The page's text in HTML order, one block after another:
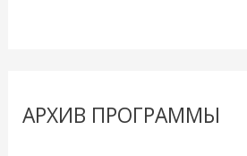
АРХИВ ПРОГРАММЫ